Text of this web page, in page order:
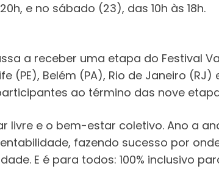
e no sábado (23), das 10h às 18h.
a receber uma etapa do Festival
(PE), Belém (PA), Rio de Janeiro
ao término das nove
livre e o bem-estar coletivo. Ano a
fazendo sucesso por
E é para todos: 100% inclusivo